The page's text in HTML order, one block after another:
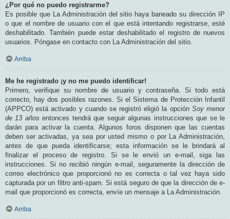
¿Por qué no puedo registrarme?
Es posible que La Administración del sitio haya baneado su dirección IP
o que el nombre de usuario con el que está intentando registrarse, esté
deshabilitado. También puede estar deshabilitado el registro de nuevos
usuarios. Póngase en contacto con La Administración del sitio.
Arriba
Me he registrado ¡y no me puedo identificar!
Primero, verifique su nombre de usuario y contraseña. Si todo está
correcto, hay dos posibles razones. Si el Sistema de Protección Infantil
(APPCO) está activado y cuando se registró eligió la opción Soy menor
de 13 años entonces tendrá que seguir algunas instrucciones que se le
darán para activar la cuenta. Algunos foros disponen que las cuentas
deben ser activadas, ya sea por usted mismo o por La Administración,
antes de que pueda identificarse; esta información se le brindará al
finalizar el proceso de registro. Si se le envió un e-mail, siga las
instrucciones. Si no recibió ningún e-mail, seguramente la dirección de
correo electrónico que proporcionó no es correcta o tal vez haya sido
capturada por un filtro anti-spam. Si está seguro de que la dirección de e-
mail que proporcionó es correcta, envíe un mensaje a La Administración.
Arriba